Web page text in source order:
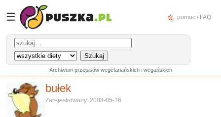
☰ pomoc / FAQ
Archiwum przepisów wegetariańskich i wegańskich
bułek
Zarejestrowany: 2008-05-16